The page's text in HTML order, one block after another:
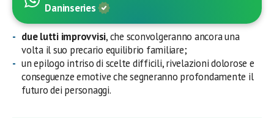
Daninseries
due lutti improvvisi, che sconvolgeranno ancora una
volta il suo precario equilibrio familiare;
un epilogo intriso di scelte difficili, rivelazioni dolorose e
conseguenze emotive che segneranno profondamente il
futuro dei personaggi.